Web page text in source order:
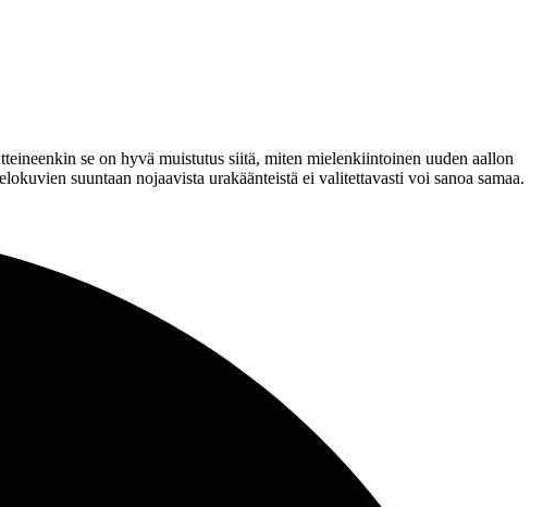
se on hyvä muistutus siitä, miten mielenkiintoinen uuden aallon
suuntaan nojaavista urakäänteistä ei valitettavasti voi sanoa samaa.